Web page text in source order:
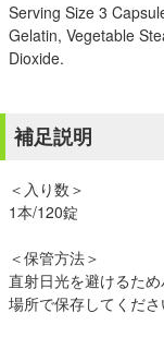
Serving Size 3
Gelatin, Vegetable
Dioxide.
補足説明
＜入り数＞
1本/120錠
＜保管方法＞
直射日光を避けるた
場所で保存してくださ